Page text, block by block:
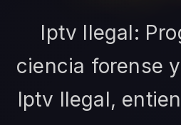
Iptv Ilegal:
ciencia forense
Iptv Ilegal,